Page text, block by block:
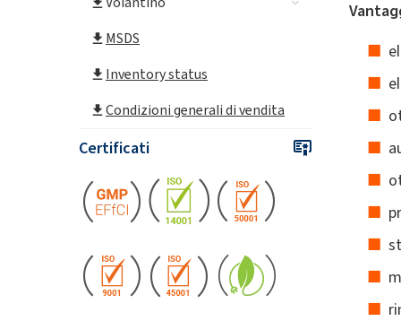
MSDS
Inventory status
Condizioni generali di vendita
Certificati